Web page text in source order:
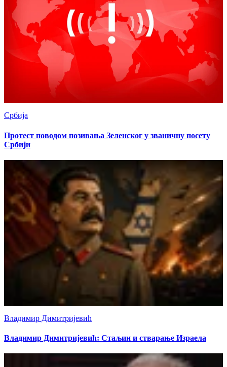
Србија
Протест поводом позивања Зеленског у званичну посету
Србији
Владимир Димитријевић
Владимир Димитријевић: Стаљин и стварање Израела